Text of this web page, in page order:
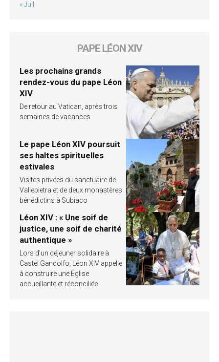
« Juil
PAPE LÉON XIV
Les prochains grands
rendez-vous du pape Léon
XIV
De retour au Vatican, après trois
semaines de vacances
Le pape Léon XIV poursuit
ses haltes spirituelles
estivales
Visites privées du sanctuaire de
Vallepietra et de deux monastères
bénédictins à Subiaco
Léon XIV : « Une soif de
justice, une soif de charité
authentique »
Lors d’un déjeuner solidaire à
Castel Gandolfo, Léon XIV appelle
à construire une Église
accueillante et réconciliée